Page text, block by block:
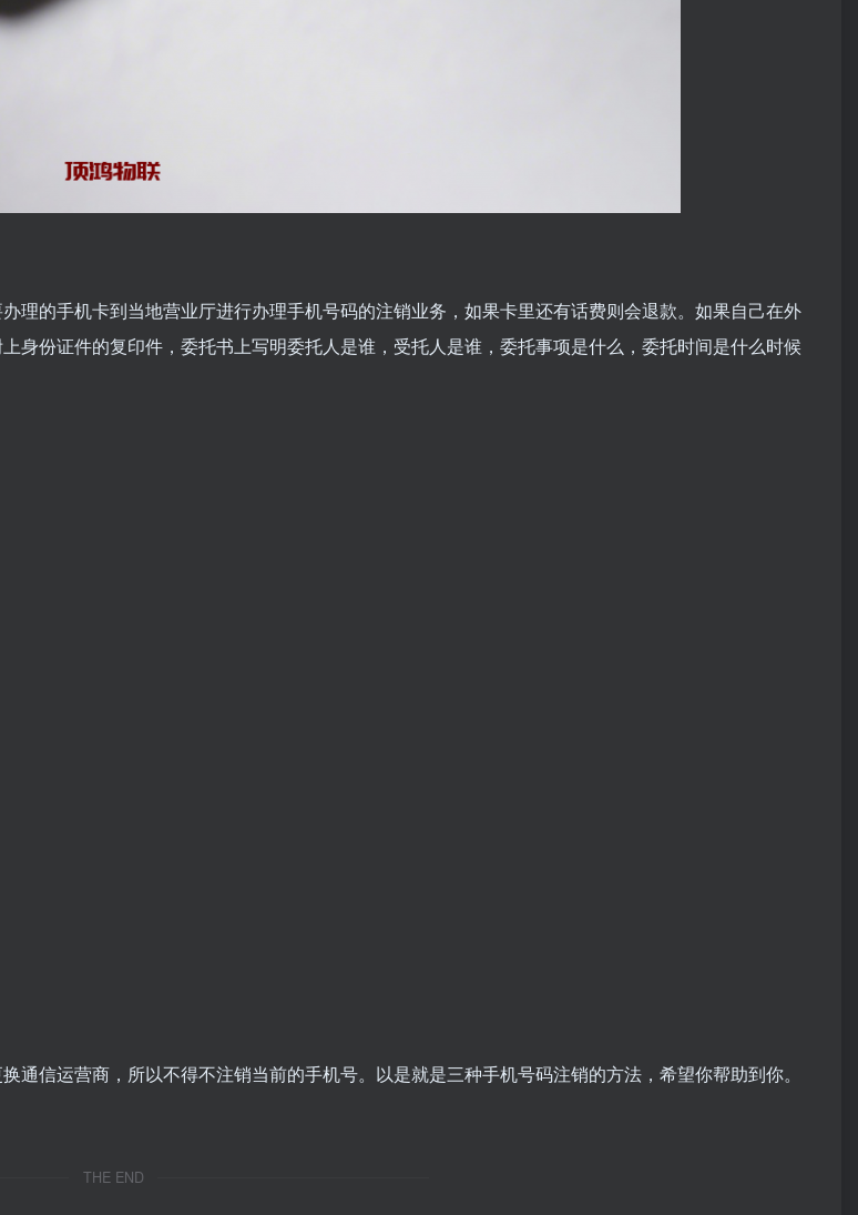
理的手机卡到当地营业厅进行办理手机号码的注销业务，如果卡里还有话费则会退款。如果自己在外
身份证件的复印件，委托书上写明委托人是谁，受托人是谁，委托事项是什么，委托时间是什么时候
信运营商，所以不得不注销当前的手机号。以是就是三种手机号码注销的方法，希望你帮助到你。
THE END